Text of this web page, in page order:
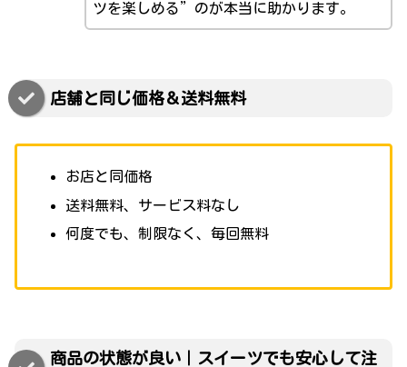
ツを楽しめる”のが本当に助かります。
店舗と同じ価格＆送料無料
お店と同価格
送料無料、サービス料なし
何度でも、制限なく、毎回無料
商品の状態が良い｜スイーツでも安心して注